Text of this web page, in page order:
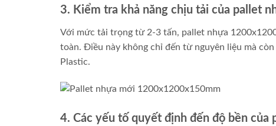
3. Kiểm tra khả năng chịu tải của pallet
Với mức tải trọng từ 2-3 tấn, pallet nhựa
toàn. Điều này không chỉ đến từ nguyên liệu mà
Plastic.
4. Các yếu tố quyết định đến độ bền của